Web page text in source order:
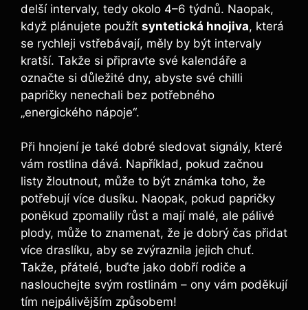
delší intervaly, tedy okolo‍ 4–6 ‌týdnů. Naopak,‍
když‌ plánujete použít syntetická‍ hnojiva, která
⁣se rychleji​ vstřebávají, měly by být intervaly‍
kratší. Takže si připravte své‍ kalendáře a
označte si ⁤důležité dny,⁤ abyste své chilli⁣
papričky nenechali ⁣bez potřebného
„energického⁢ nápoje“.
Při‌ hnojení ⁣je také dobré⁣ sledovat signály, které
vám ‌rostlina dává. Například, pokud začnou
listy ⁤žloutnout, může​ to být známka toho, že
potřebují ⁣více‌ dusíku. Naopak, pokud papričky
poněkud zpomalily růst a mají malé, ale pálivé
plody, může to znamenat,⁢ že je dobrý čas přidat
‌více draslíku, aby‍ se ‌zvýraznila jejich chuť.
Takže, ⁢přátelé, buďte​ jako ‍dobří rodiče‍ a‌
naslouchejte svým rostlinám ​– ony vám poděkují
tím nejpálivějším způsobem!